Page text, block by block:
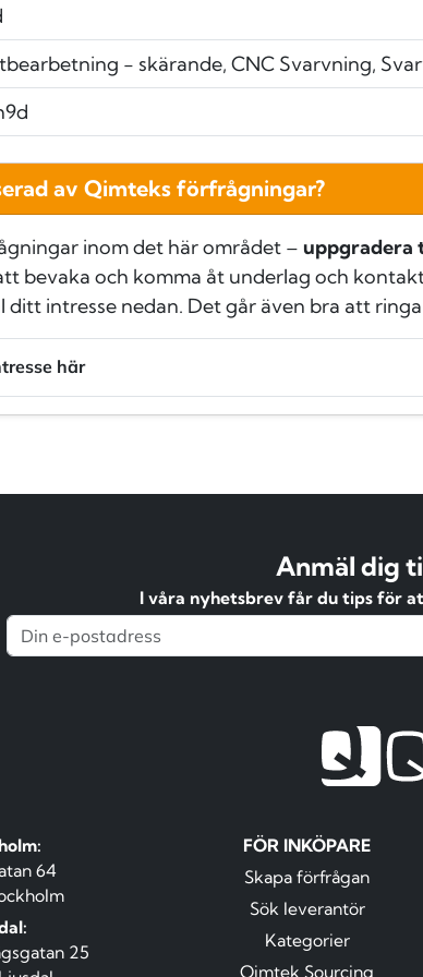
- skärande, CNC Svarvning,
av Qimteks förfrågningar?
inom det här området – uppgradera
bevaka och komma åt underlag och
ditt intresse nedan. Det går även bra att ringa
här
Anmäl dig
I våra nyhetsbrev får du tips för
64
25
FÖR INKÖPARE
Skapa förfrågan
Sök leverantör
Kategorier
Qimtek Sourcing